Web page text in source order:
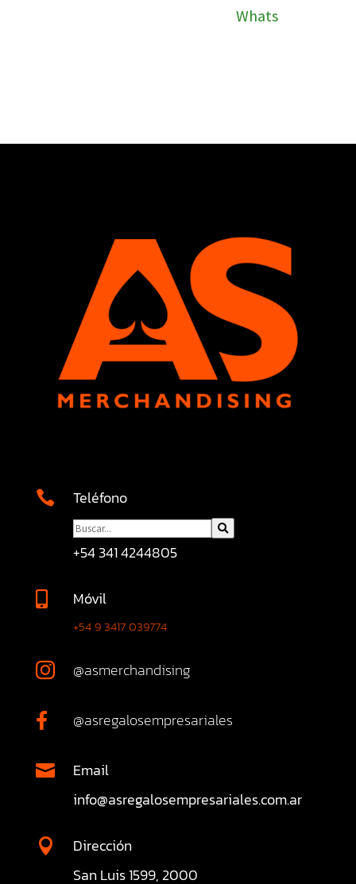
Whats
 Teléfono
+54 341 4244805
 Móvil
+54 9 3417 039774
 @asmerchandising
 @asregalosempresariales

Email
info@asregalosempresariales.com.ar

Dirección
San Luis 1599, 2000